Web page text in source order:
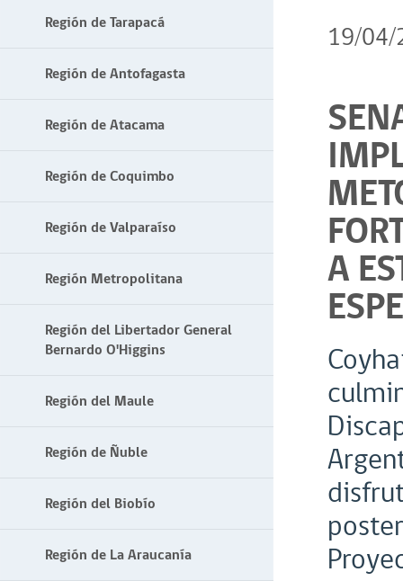
Región de Tarapacá
Región de Antofagasta
Región de Atacama
Región de Coquimbo
Región de Valparaíso
Región Metropolitana
Región del Libertador General
Bernardo O'Higgins
Región del Maule
Región de Ñuble
Región del Biobío
Región de La Araucanía
19/
A